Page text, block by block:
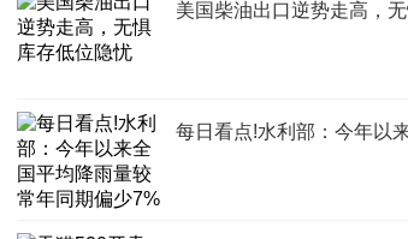
美国柴油出口逆势走高，
每日看点!水利部：今年以